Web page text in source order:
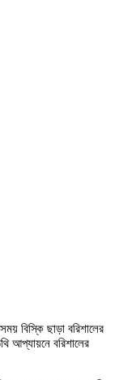
বিস্কি ছাড়া বরিশালের
আপ্যায়নে বরিশালের